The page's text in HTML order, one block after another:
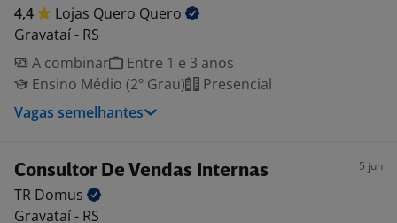
4,4 Lojas Quero Quero
Gravataí - RS
A combinar
Entre 1 e 3 anos
Ensino Médio (2º Grau)
Presencial
Vagas semelhantes
Consultor De Vendas Internas 5 jun
TR Domus
Gravataí - RS